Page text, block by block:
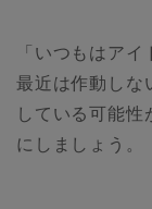
「いつもはア
最近は作動しな
している可能性
にしましょう。